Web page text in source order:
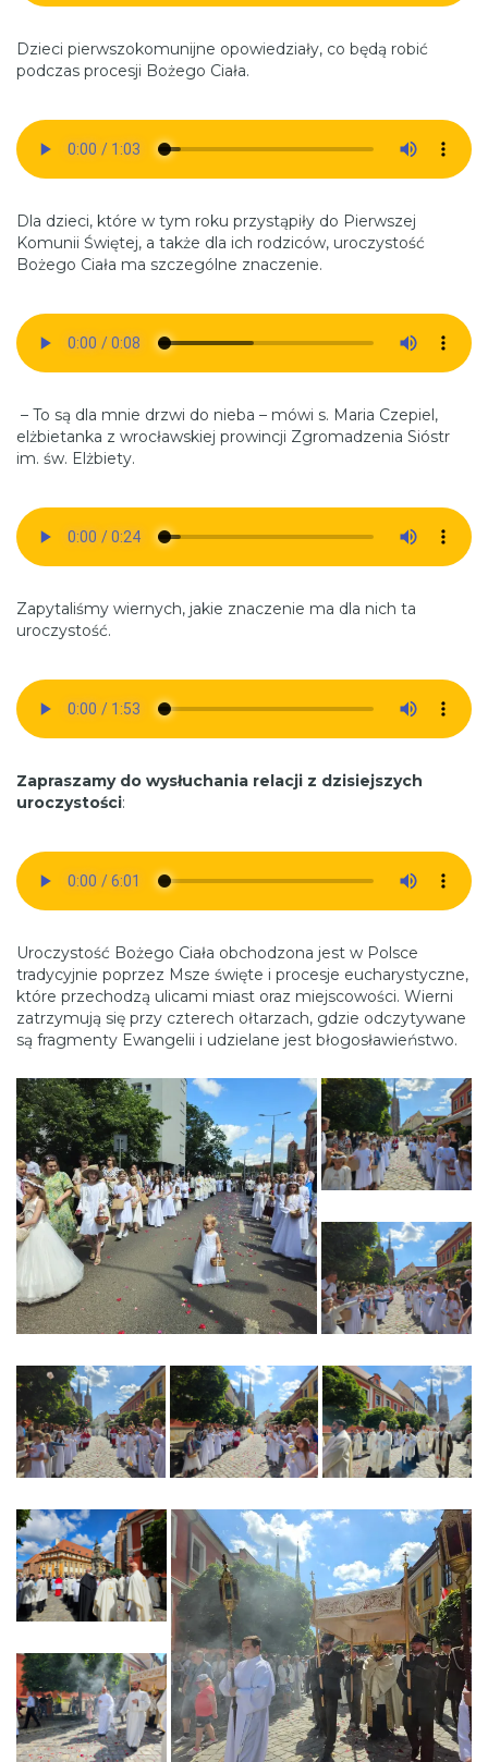
Dzieci pierwszokomunijne opowiedziały, co będą robić
podczas procesji Bożego Ciała.
Dla dzieci, które w tym roku przystąpiły do Pierwszej
Komunii Świętej, a także dla ich rodziców, uroczystość
Bożego Ciała ma szczególne znaczenie.
– To są dla mnie drzwi do nieba – mówi s. Maria Czepiel,
elżbietanka z wrocławskiej prowincji Zgromadzenia Sióstr
im. św. Elżbiety.
Zapytaliśmy wiernych, jakie znaczenie ma dla nich ta
uroczystość.
Zapraszamy do wysłuchania relacji z dzisiejszych
uroczystości:
Uroczystość Bożego Ciała obchodzona jest w Polsce
tradycyjnie poprzez Msze święte i procesje eucharystyczne,
które przechodzą ulicami miast oraz miejscowości. Wierni
zatrzymują się przy czterech ołtarzach, gdzie odczytywane
są fragmenty Ewangelii i udzielane jest błogosławieństwo.